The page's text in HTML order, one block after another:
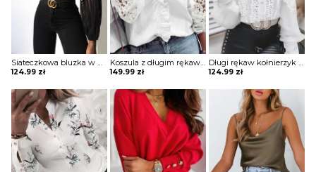
Siateczkowa bluzka w paski z dziurką przodu Zoia
124.99 zł
Koszula z długim rękawem w jednolitym kolorze koronką i falbaną bluzka Mona
149.99 zł
Długi rękaw kołnierzyk rozpinana guziki koronka pasy bluzka elegancka impreza do pracy koszula bluzka Maxima
124.99 zł